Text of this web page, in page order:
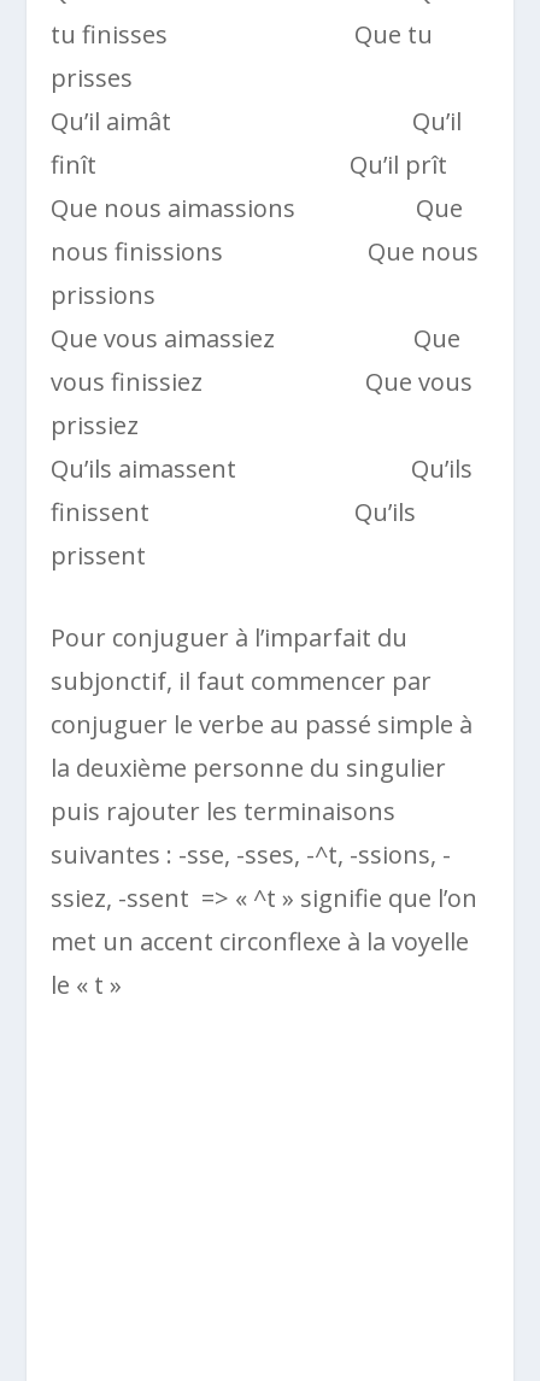
tu finisses Que tu
prisses
Qu’il aimât Qu’il
finît Qu’il prît
Que nous aimassions Que
nous finissions Que nous
prissions
Que vous aimassiez Que
vous finissiez Que vous
prissiez
Qu’ils aimassent Qu’ils
finissent Qu’ils
prissent
Pour conjuguer à l’imparfait du
subjonctif, il faut commencer par
conjuguer le verbe au passé simple à
la deuxième personne du singulier
puis rajouter les terminaisons
suivantes : -sse, -sses, -^t, -ssions, -
ssiez, -ssent => « ^t » signifie que l’on
met un accent circonflexe à la voyelle
le « t »